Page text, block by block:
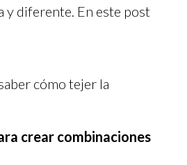
y diferente. En este post
cómo tejer la
crear combinaciones